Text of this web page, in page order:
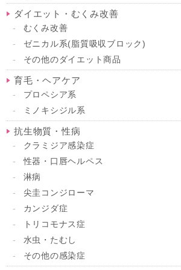
ダイエット・むくみ改善
むくみ改善
ゼニカル系(脂質吸収ブロック)
その他のダイエット商品
育毛・ヘアケア
プロペシア系
ミノキシジル系
抗生物質・性病
クラミジア感染症
性器・口唇ヘルペス
淋病
尖圭コンジローマ
カンジダ症
トリコモナス症
水虫・たむし
その他の感染症